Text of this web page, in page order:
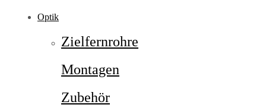
Optik
Zielfernrohre
Montagen
Zubehör